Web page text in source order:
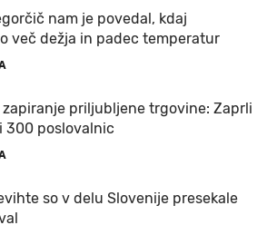
nam je povedal, kdaj
več dežja in padec temperatur
zapiranje priljubljene trgovine: Zaprli
300 poslovalnic
so v delu Slovenije presekale